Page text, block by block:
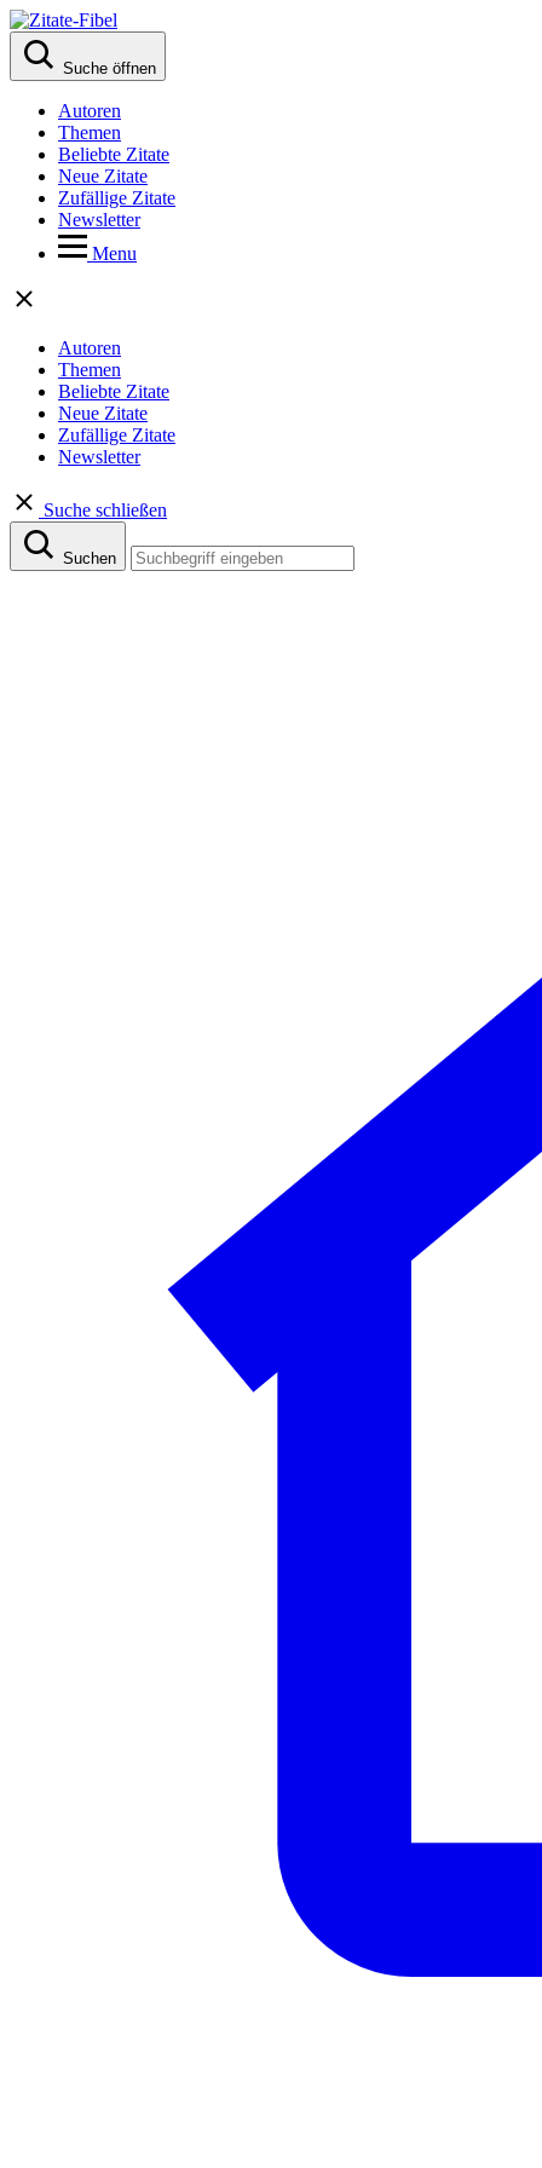
Suche öffnen
Autoren
Themen
Beliebte Zitate
Neue Zitate
Zufällige Zitate
Newsletter
Menu
Autoren
Themen
Beliebte Zitate
Neue Zitate
Zufällige Zitate
Newsletter
Suche schließen
Suchen